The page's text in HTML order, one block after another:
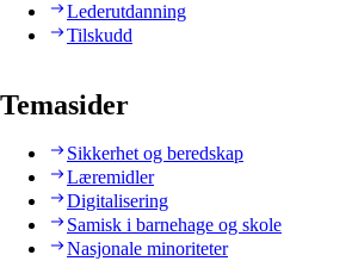
Lederutdanning
Tilskudd
Temasider
Sikkerhet og beredskap
Læremidler
Digitalisering
Samisk i barnehage og skole
Nasjonale minoriteter